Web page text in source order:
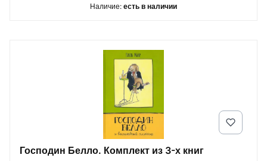
Наличие: есть в наличии
Господин Белло. Комплект из 3-х книг